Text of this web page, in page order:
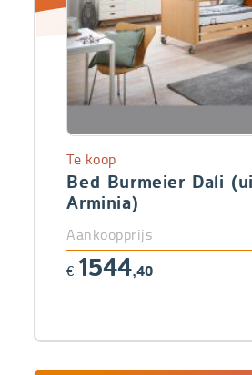
Bed Burmeier Dali
Arminia)
Te koop
Aankoopprijs
€ 1544,40